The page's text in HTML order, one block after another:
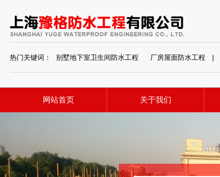
热门关键词： 别墅地下室卫生间防水工程 厂房屋面防水工程 |
网站首页 关于我们